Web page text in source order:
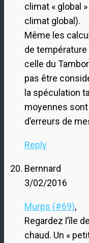
climat « global
climat global).
Même les
de
celle du
pas être
la spéculation
moyennes
d’erreurs de
Reply
Bernnard
3/02/2016
Murps (#69),
Regardez l’île
chaud. Un «